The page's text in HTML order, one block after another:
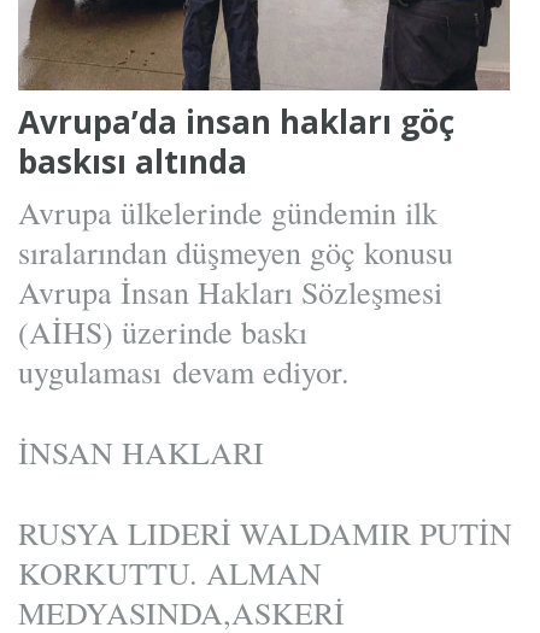
Avrupa’da insan hakları göç
baskısı altında
Avrupa ülkelerinde gündemin ilk
sıralarından düşmeyen göç konusu
Avrupa İnsan Hakları Sözleşmesi
(AİHS) üzerinde baskı
uygulaması devam ediyor.
İNSAN HAKLARI
RUSYA LIDERİ WALDAMIR PUTİN
KORKUTTU. ALMAN
MEDYASINDA,ASKERİ